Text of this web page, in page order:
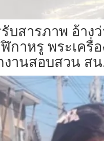
รับสารภาพ อ้า
กาหรู พระเครื่
งานสอบสวน